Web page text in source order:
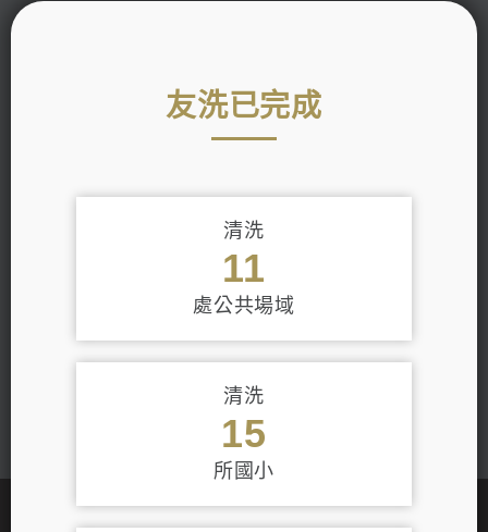
友洗已完成
清洗
處公共場域
11
清洗
所國小
15